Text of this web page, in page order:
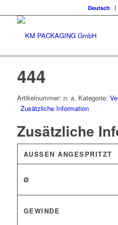
Deutsch
444
Artikelnummer: n. a. Kategorie:
Zusätzliche Information
Zusätzliche
AUSSEN ANGESPRITZT
Ø
GEWINDE